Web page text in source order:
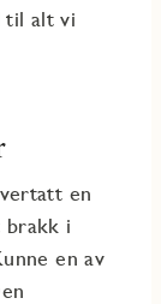
til alt vi
en
brakk i
en av